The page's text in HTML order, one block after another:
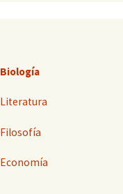
Biología
Literatura
Filosofía
Economía